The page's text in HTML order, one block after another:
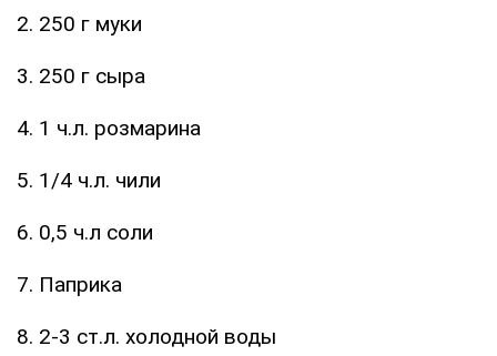
2. 250 г муки
3. 250 г сыра
4. 1 ч.л. розмарина
5. 1/4 ч.л. чили
6. 0,5 ч.л соли
7. Паприка
8. 2-3 ст.л. холодной воды